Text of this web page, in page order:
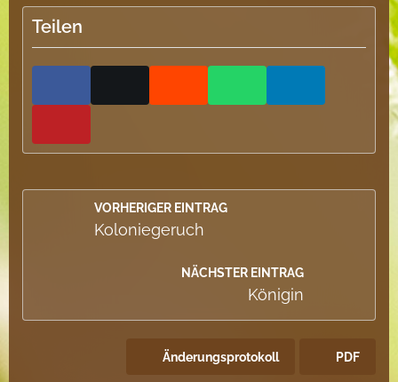
Teilen
VORHERIGER EINTRAG
Koloniegeruch
NÄCHSTER EINTRAG
Königin
Änderungsprotokoll PDF